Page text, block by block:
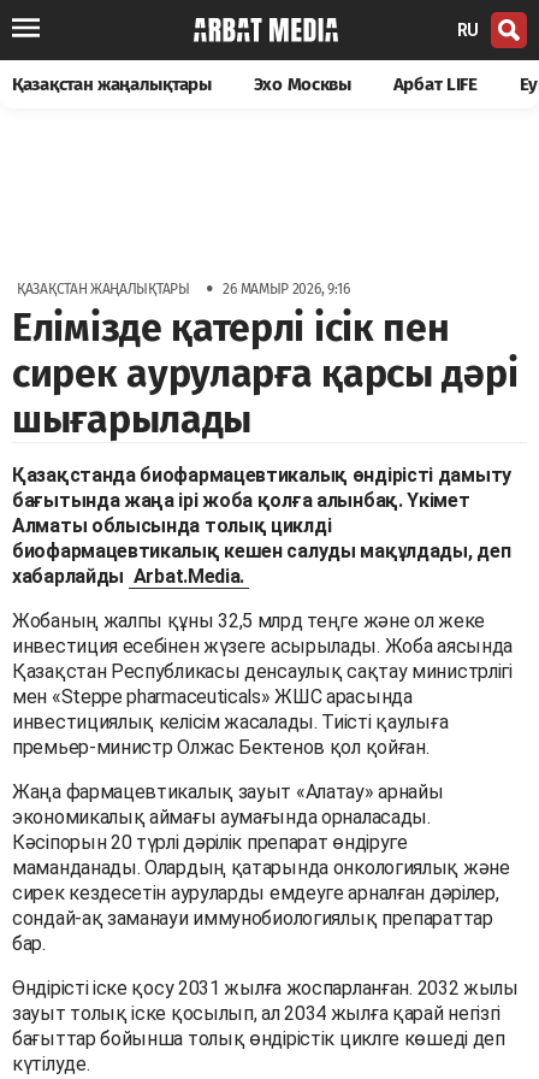
RU
Қазақстан жаңалықтары Эхо Москвы Арбат LIFE
ҚАЗАҚСТАН ЖАҢАЛЫҚТАРЫ • 26 МАМЫР 2026, 9:16
Елімізде қатерлі ісік пен
сирек ауруларға қарсы дәрі
шығарылады
Қазақстанда биофармацевтикалық өндірісті дамыту
бағытында жаңа ірі жоба қолға алынбақ. Үкімет
Алматы облысында толық циклді
биофармацевтикалық кешен салуды мақұлдады, деп
хабарлайды Arbat.Media.
Жобаның жалпы құны 32,5 млрд теңге және ол жеке
инвестиция есебінен жүзеге асырылады. Жоба аясында
Қазақстан Республикасы денсаулық сақтау министрлігі
мен «Steppe pharmaceuticals» ЖШС арасында
инвестициялық келісім жасалады. Тиісті қаулыға
премьер-министр Олжас Бектенов қол қойған.
Жаңа фармацевтикалық зауыт «Алатау» арнайы
экономикалық аймағы аумағында орналасады.
Кәсіпорын 20 түрлі дәрілік препарат өндіруге
маманданады. Олардың қатарында онкологиялық және
сирек кездесетін ауруларды емдеуге арналған дәрілер,
сондай-ақ заманауи иммунобиологиялық препараттар
бар.
Өндірісті іске қосу 2031 жылға жоспарланған. 2032 жылы
зауыт толық іске қосылып, ал 2034 жылға қарай негізгі
бағыттар бойынша толық өндірістік циклге көшеді деп
күтілуде.